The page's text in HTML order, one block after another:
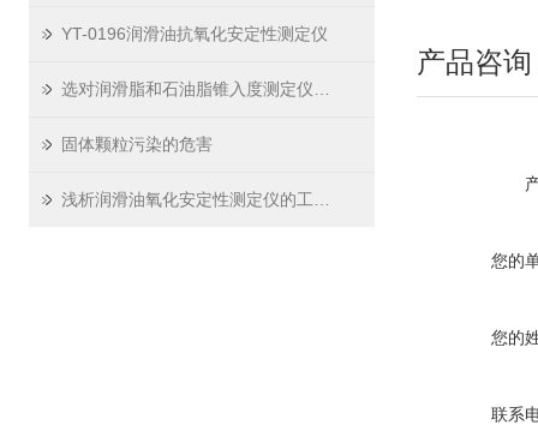
YT-0196润滑油抗氧化安定性测定仪
固体颗粒污染的危害
产品咨询
您的
您的
联系